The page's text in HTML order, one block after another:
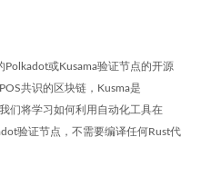
或Kusama验证节点的开源
共识的区块链，Kusma是
们将学习如何利用自动化工具在
验证节点，不需要编译任何Rust代